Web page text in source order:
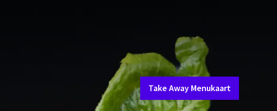
Woensdag tot en
Thuis genieten van de lekkerste sushi?
de hoogste kwaliteit.
Take Away Menukaart
De take away is beschikbaar van